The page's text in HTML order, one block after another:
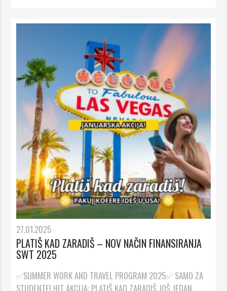
27.01.2025
PLATIŠ KAD ZARADIŠ – NOV NAČIN FINANSIRANJA
SWT 2025
✅SUMMER WORK AND TRAVEL PROGRAM 2025✅ SAMO ZA
STUDENTE! HIT AKCIJA: PLATIŠ KAD ZARADIŠ JOŠ JEDAN